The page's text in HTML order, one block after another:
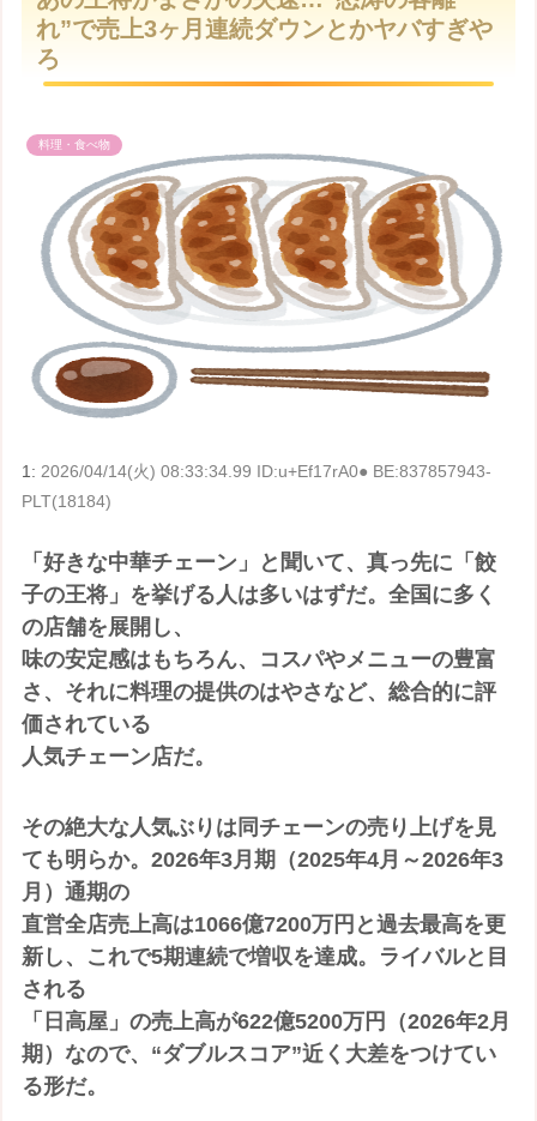
t
e
れ”で売上3ヶ月連続ダウンとかヤバすぎや
ろ
料理・食べ物
1: 2026/04/14(火) 08:33:34.99 ID:u+Ef17rA0● BE:837857943-
PLT(18184)
「好きな中華チェーン」と聞いて、真っ先に「餃
子の王将」を挙げる人は多いはずだ。全国に多く
の店舗を展開し、
味の安定感はもちろん、コスパやメニューの豊富
さ、それに料理の提供のはやさなど、総合的に評
価されている
人気チェーン店だ。
その絶大な人気ぶりは同チェーンの売り上げを見
ても明らか。2026年3月期（2025年4月～2026年3
月）通期の
直営全店売上高は1066億7200万円と過去最高を更
新し、これで5期連続で増収を達成。ライバルと目
される
「日高屋」の売上高が622億5200万円（2026年2月
期）なので、“ダブルスコア”近く大差をつけてい
る形だ。